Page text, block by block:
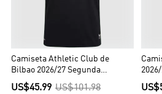
Camiseta Athletic Club de
Bilbao 2026/27 Segunda
Equipación - Versión Hincha
US$45.99 US$101.98